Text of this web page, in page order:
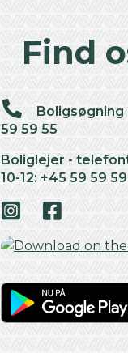
Find
Boligsøgning
59 59 55
Boliglejer -
10-12: +45 59 59